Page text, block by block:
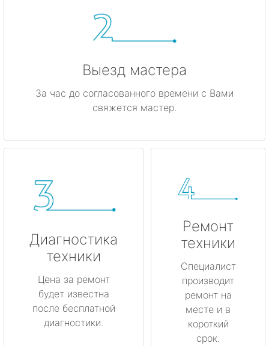
Выезд мастера
За час до согласованного времени с Вами
свяжется мастер.
Диагностика
техники
Цена за ремонт
будет известна
после бесплатной
диагностики.
Ремонт
техники
Специалист
производит
ремонт на
месте и в
короткий
срок.